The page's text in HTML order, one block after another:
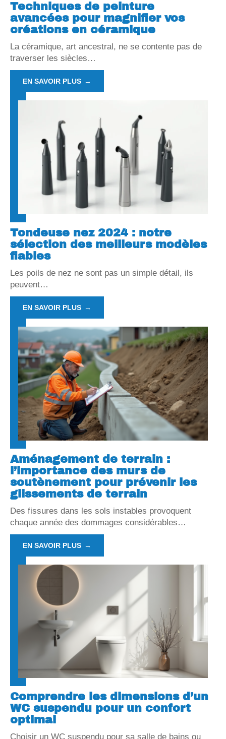
Techniques de peinture
avancées pour magnifier vos
créations en céramique
La céramique, art ancestral, ne se contente pas de
traverser les siècles…
EN SAVOIR PLUS
Tondeuse nez 2024 : notre
sélection des meilleurs modèles
fiables
Les poils de nez ne sont pas un simple détail, ils
peuvent…
EN SAVOIR PLUS
Aménagement de terrain :
l’importance des murs de
soutènement pour prévenir les
glissements de terrain
Des fissures dans les sols instables provoquent
chaque année des dommages considérables…
EN SAVOIR PLUS
Comprendre les dimensions d’un
WC suspendu pour un confort
optimal
Choisir un WC suspendu pour sa salle de bains ou